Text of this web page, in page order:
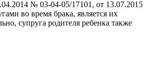
№ 03-04-05/17101, от 13.07.2015
во время брака, является их
супруга родителя ребенка также